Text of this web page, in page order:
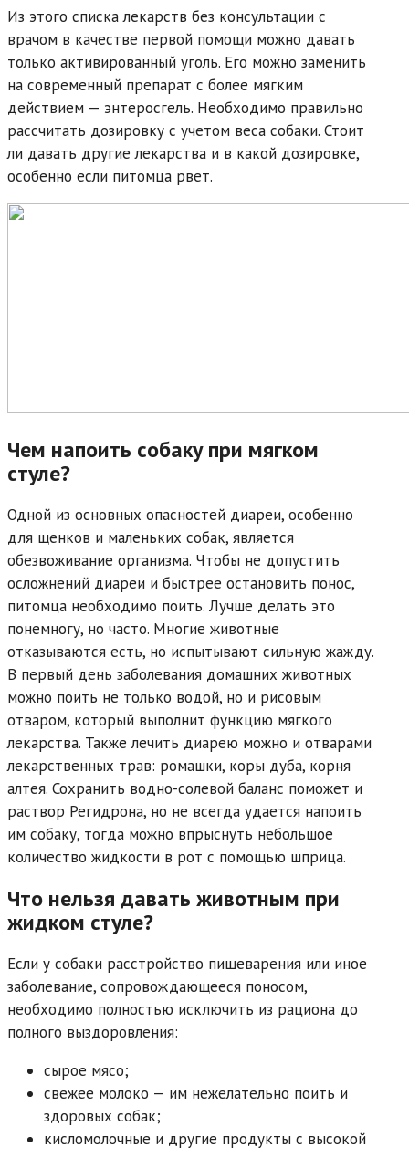
Из этого списка лекарств без консультации с
врачом в качестве первой помощи можно давать
только активированный уголь. Его можно заменить
на современный препарат с более мягким
действием — энтеросгель. Необходимо правильно
рассчитать дозировку с учетом веса собаки. Стоит
ли давать другие лекарства и в какой дозировке,
особенно если питомца рвет.
Чем напоить собаку при мягком
стуле?
Одной из основных опасностей диареи, особенно
для щенков и маленьких собак, является
обезвоживание организма. Чтобы не допустить
осложнений диареи и быстрее остановить понос,
питомца необходимо поить. Лучше делать это
понемногу, но часто. Многие животные
отказываются есть, но испытывают сильную жажду.
В первый день заболевания домашних животных
можно поить не только водой, но и рисовым
отваром, который выполнит функцию мягкого
лекарства. Также лечить диарею можно и отварами
лекарственных трав: ромашки, коры дуба, корня
алтея. Сохранить водно-солевой баланс поможет и
раствор Регидрона, но не всегда удается напоить
им собаку, тогда можно впрыснуть небольшое
количество жидкости в рот с помощью шприца.
Что нельзя давать животным при
жидком стуле?
Если у собаки расстройство пищеварения или иное
заболевание, сопровождающееся поносом,
необходимо полностью исключить из рациона до
полного выздоровления:
сырое мясо;
свежее молоко — им нежелательно поить и
здоровых собак;
кисломолочные и другие продукты с высокой